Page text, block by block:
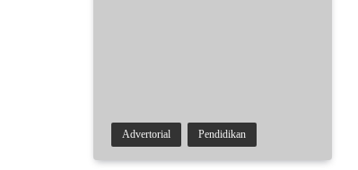
Advertorial Pendidikan